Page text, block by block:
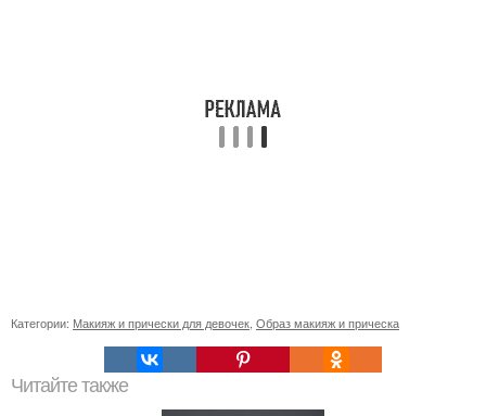
Категории: Макияж и прически для девочек Образ макияж и прическа
Читайте также